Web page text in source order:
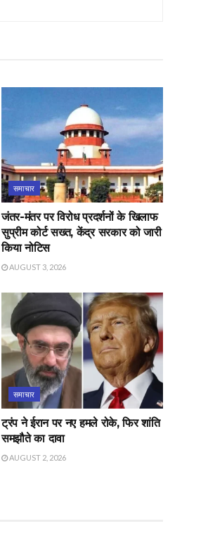
समाचार
जंतर-मंतर पर विरोध प्रदर्शनों के खिलाफ
सुप्रीम कोर्ट सख्त, केंद्र सरकार को जारी
किया नोटिस
AUGUST 3, 2026
समाचार
ट्रंप ने ईरान पर नए हमले रोके, फिर शांति
समझौते का दावा
AUGUST 2, 2026